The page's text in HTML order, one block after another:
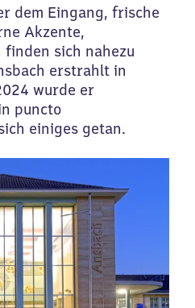
dem Eingang, frische
Akzente,
sich nahezu
erstrahlt in
wurde er
puncto
einiges getan.